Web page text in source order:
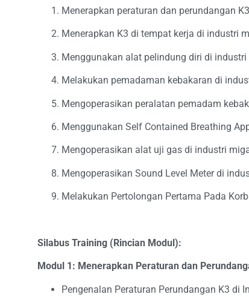
Menerapkan peraturan dan perundangan
Menerapkan K3 di tempat kerja di industri
Menggunakan alat pelindung diri di industri
Melakukan pemadaman kebakaran di
Mengoperasikan peralatan pemadam
Menggunakan Self Contained Breathing
Mengoperasikan alat uji gas di industri
Mengoperasikan Sound Level Meter di
Melakukan Pertolongan Pertama Pada
Silabus Training (Rincian Modul):
Modul 1: Menerapkan Peraturan dan
Pengenalan Peraturan Perundangan K3 di